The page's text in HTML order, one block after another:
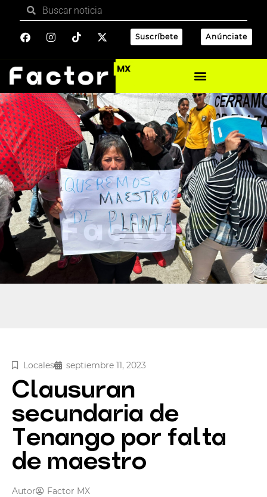
Suscríbete Anúnciate
Locales septiembre 11, 2023
Clausuran
secundaria de
Tenango por falta
de maestro
Autor Factor MX